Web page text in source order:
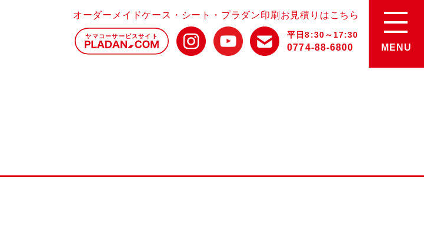
オーダーメイドケース・シート・プラダン印刷お見積りはこちら
平日8:30～17:30
0774-88-6800 MENU